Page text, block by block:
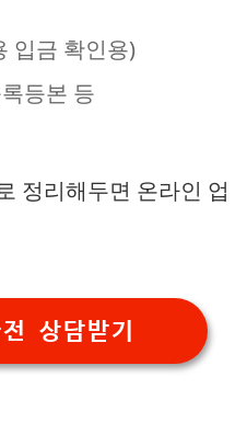
입금 확인용)
등본 등
정리해두면 온라인 업
상담받기